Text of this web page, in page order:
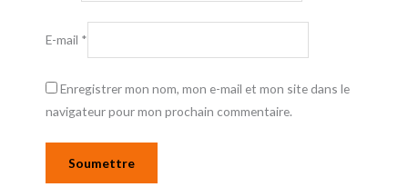
E-mail *
Enregistrer mon nom, mon e-mail et mon site dans le
navigateur pour mon prochain commentaire.